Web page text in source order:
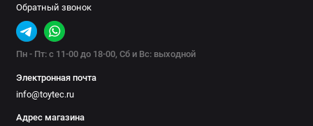
Обратный звонок
Пн - Пт: с 11-00 до 18-00, Сб и Вс: выходной
Электронная почта
info@toytec.ru
Адрес магазина